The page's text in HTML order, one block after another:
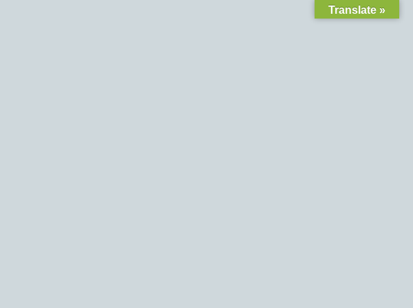
Translate »